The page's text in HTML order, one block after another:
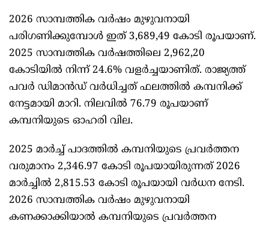
2026 സാമ്പത്തിക വർഷം മുഴുവനായി
പരിഗണിക്കുമ്പോൾ ഇത് 3,689,49 കോടി രൂപയാണ്.
2025 സാമ്പത്തിക വർഷത്തിലെ 2,962,20
കോടിയിൽ നിന്ന് 24.6% വളർച്ചയാണിത്. രാജ്യത്ത്
പവർ ഡിമാൻഡ് വർധിച്ചത് ഫലത്തിൽ കമ്പനിക്ക്
നേട്ടമായി മാറി. നിലവിൽ 76.79 രൂപയാണ്
കമ്പനിയുടെ ഓഹരി വില.
2025 മാർച്ച് പാദത്തിൽ കമ്പനിയുടെ പ്രവർത്തന
വരുമാനം 2,346.97 കോടി രൂപയായിരുന്നത് 2026
മാർച്ചിൽ 2,815.53 കോടി രൂപയായി വർധന നേടി.
2026 സാമ്പത്തിക വർഷം മുഴുവനായി
കണക്കാക്കിയാൽ കമ്പനിയുടെ പ്രവർത്തന